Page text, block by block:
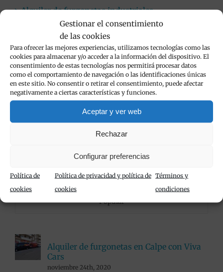
Gestionar el consentimiento
de las cookies
Para ofrecer las mejores experiencias, utilizamos tecnologías como las
cookies para almacenar y/o acceder a la información del dispositivo. El
consentimiento de estas tecnologías nos permitirá procesar datos
como el comportamiento de navegación o las identificaciones únicas
en este sitio. No consentir o retirar el consentimiento, puede afectar
negativamente a ciertas características y funciones.
Aceptar y ver web
Rechazar
Configurar preferencias
Política de
cookies
Política de privacidad y política de
cookies
Términos y
condiciones
Alquiler de furgonetas industriales
Alquiler de motos y scooters en Calpe
Alquiler de SUV en Alicante
Coches automáticos
Limpieza de vehículos
Popular
Alquiler de furgonetas en Calpe con Viva
Cars
noviembre 24th, 2020